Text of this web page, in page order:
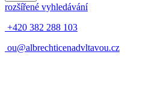
rozšířené vyhledávání
+420 382 288 103
ou@albrechticenadvltavou.cz